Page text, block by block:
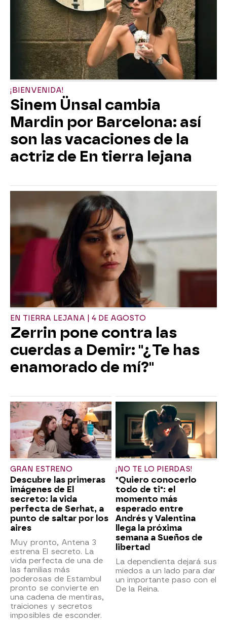
¡BIENVENIDA!
Sinem Ünsal cambia
Mardin por Barcelona: así
son las vacaciones de la
actriz de En tierra lejana
EN TIERRA LEJANA | 4 DE AGOSTO
Zerrin pone contra las
cuerdas a Demir: "¿Te has
enamorado de mí?"
GRAN ESTRENO
Descubre las primeras
imágenes de El
secreto: la vida
perfecta de Serhat, a
punto de saltar por los
aires
Muy pronto, Antena 3
estrena El secreto. La
vida perfecta de una de
las familias más
poderosas de Estambul
pronto se convierte en
una cadena de mentiras,
traiciones y secretos
imposibles de esconder.
¡NO TE LO PIERDAS!
"Quiero conocerlo
todo de ti": el
momento más
esperado entre
Andrés y Valentina
llega la próxima
semana a Sueños de
libertad
La dependienta dejará sus
miedos a un lado para dar
un importante paso con el
De la Reina.